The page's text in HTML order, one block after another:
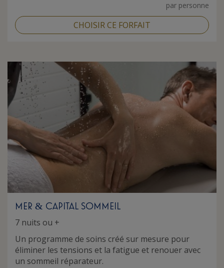
par personne
CHOISIR CE FORFAIT
MER & CAPITAL SOMMEIL
7 nuits ou +
Un programme de soins créé sur mesure pour
éliminer les tensions et la fatigue et renouer avec
un sommeil réparateur.